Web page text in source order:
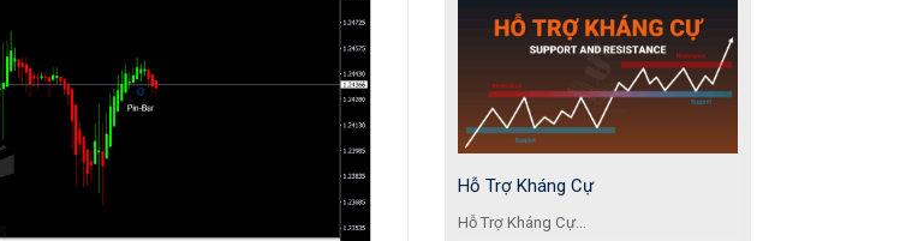
Hỗ Trợ Kháng Cự
Hỗ Trợ Kháng Cự...